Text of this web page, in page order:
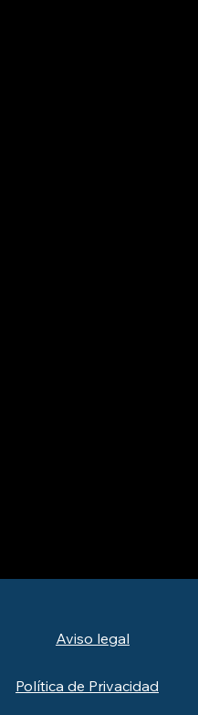
Aviso legal
Política de Privacidad